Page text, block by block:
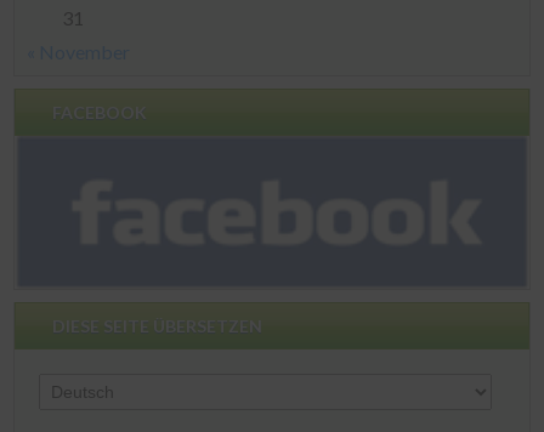
31
FACEBOOK
DIESE SEITE ÜBERSETZEN